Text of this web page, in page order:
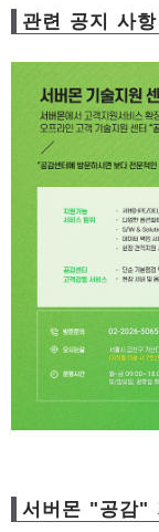
관련 공지 사항
서버몬 "공감"